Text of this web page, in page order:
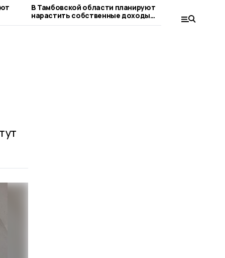
В Тамбовской области планируют
нарастить собственные доходы
бюджета